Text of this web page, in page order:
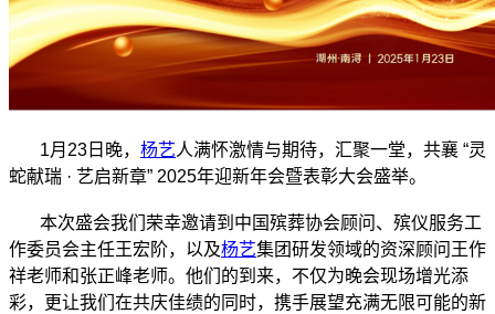
1月23日晚， 杨艺人满怀激情与期待，汇聚一堂，共襄 “灵
蛇献瑞 · 艺启新章” 2025年迎新年会暨表彰大会盛举。
本次盛会我们荣幸邀请到中国殡葬协会顾问、殡仪服务工
作委员会主任王宏阶，以及杨艺集团研发领域的资深顾问王作
祥老师和张正峰老师。他们的到来，不仅为晚会现场增光添
彩，更让我们在共庆佳绩的同时，携手展望充满无限可能的新